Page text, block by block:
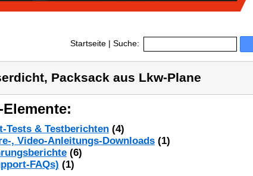
Startseite | Suche:
Packsack aus Lkw-Plane
Tests & Testberichten (4)
, Video-Anleitungs-Downloads (1)
(6)
FAQs) (1)